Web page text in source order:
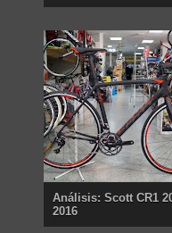
Análisis: Scott CR1
2016